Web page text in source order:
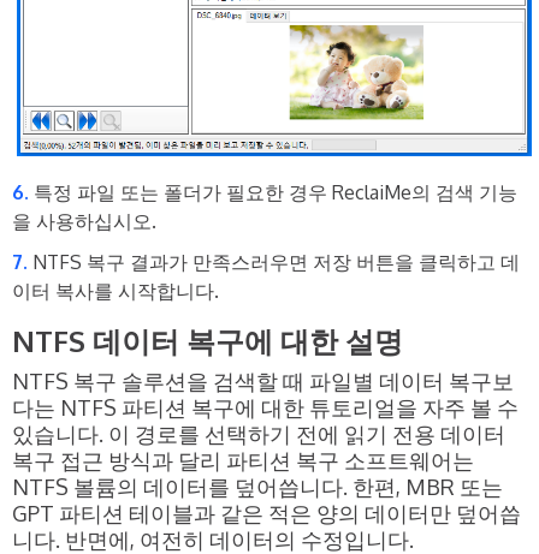
특정 파일 또는 폴더가 필요한 경우 ReclaiMe의 검색 기능
을 사용하십시오.
NTFS 복구 결과가 만족스러우면 저장 버튼을 클릭하고 데
이터 복사를 시작합니다.
NTFS 데이터 복구에 대한 설명
NTFS 복구 솔루션을 검색할 때 파일별 데이터 복구보
다는 NTFS 파티션 복구에 대한 튜토리얼을 자주 볼 수
있습니다. 이 경로를 선택하기 전에 읽기 전용 데이터
복구 접근 방식과 달리 파티션 복구 소프트웨어는
NTFS 볼륨의 데이터를 덮어씁니다. 한편, MBR 또는
GPT 파티션 테이블과 같은 적은 양의 데이터만 덮어씁
니다. 반면에, 여전히 데이터의 수정입니다.